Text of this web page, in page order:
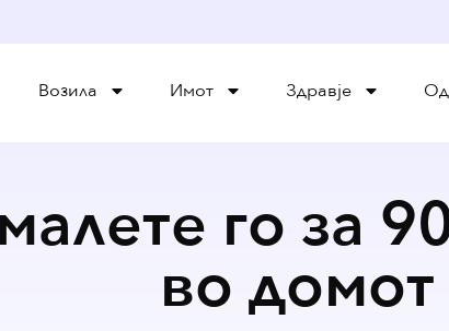
Возила Имот Здравје
го за
во